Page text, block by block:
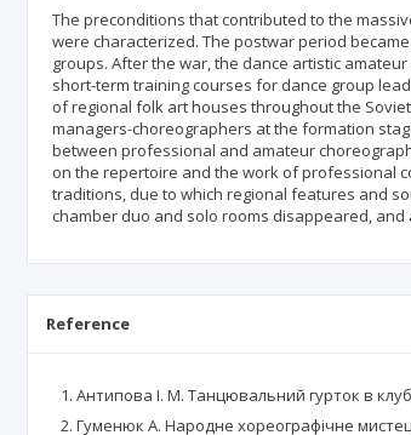
The preconditions that contributed to the
were characterized. The postwar period
groups. After the war, the dance artistic
short-term training courses for dance group
of regional folk art houses throughout the
managers-choreographers at the formation
between professional and amateur
on the repertoire and the work of professional
traditions, due to which regional features and
chamber duo and solo rooms disappeared,
Reference
Антипова І. М. Танцювальний гурток в
Гуменюк А. Народне хореографічне